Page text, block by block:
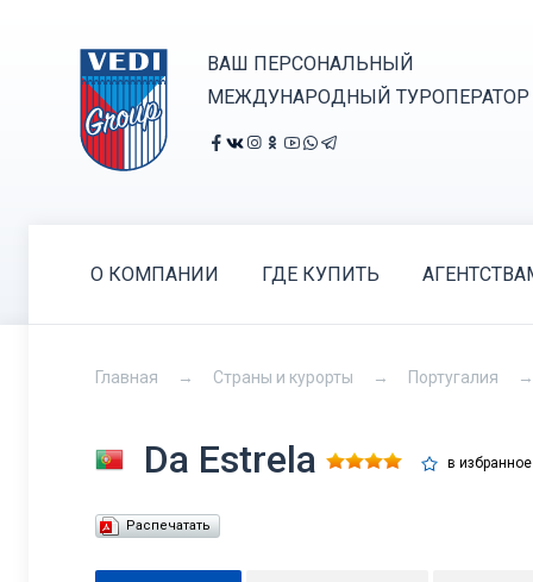
ВАШ ПЕРСОНАЛЬНЫЙ
МЕЖДУНАРОДНЫЙ ТУРОПЕРАТОР
О КОМПАНИИ ГДЕ КУПИТЬ
Главная Страны и курорты Португалия
Da Estrela в избранное
Распечатать